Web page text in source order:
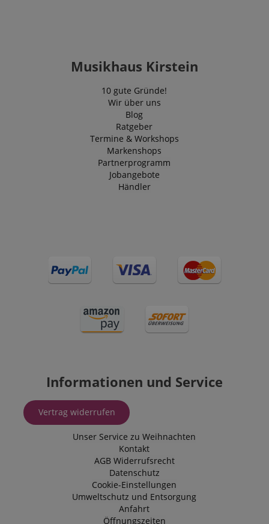
Musikhaus Kirstein
10 gute Gründe!
Wir über uns
Blog
Ratgeber
Termine & Workshops
Markenshops
Partnerprogramm
Jobangebote
Händler
Informationen und Service
Vertrag widerrufen
Unser Service zu Weihnachten
Kontakt
AGB Widerrufsrecht
Datenschutz
Cookie-Einstellungen
Umweltschutz und Entsorgung
Anfahrt
Öffnungszeiten